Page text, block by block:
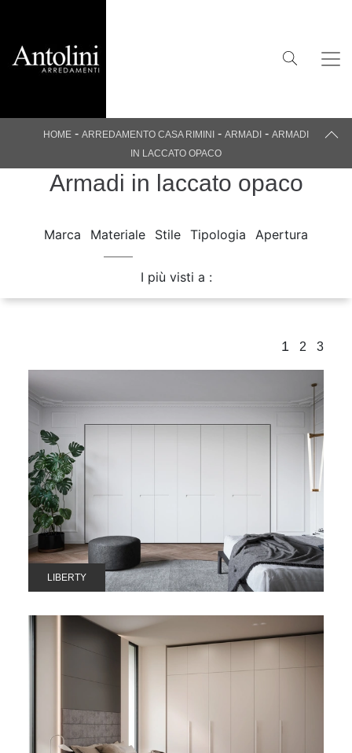
HOME - ARREDAMENTO CASA RIMINI - ARMADI - ARMADI
IN LACCATO OPACO
Armadi in laccato opaco
Marca Materiale Stile Tipologia Apertura
I più visti a :
1 2 3
LIBERTY